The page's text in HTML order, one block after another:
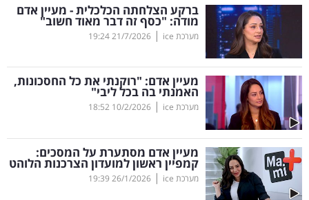
דיגיטל
וטק
שיווק
ופרסום
משפט
מדדים
ומחקרים
ברקע הצלחתה הכלכלית - מעיין אדם
מודה: "כסף זה דבר מאוד חשוב"
מערכת ice |
21/7/2026
19:24
מעיין אדם: "רוקנתי את כל החסכונות,
האמנתי בה בכל ליבי"
מערכת ice |
10/2/2026
18:52
מעיין אדם מסתערת על המסכים:
קמפיין ראשון למועדון הצרכנות הלוהט
מערכת ice |
26/1/2026
19:39